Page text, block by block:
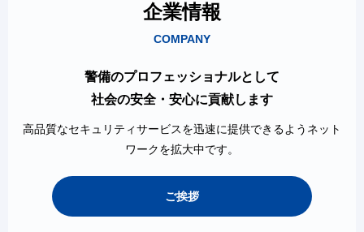
企業情報
COMPANY
警備のプロフェッショナルとして
社会の安全・安心に貢献します
高品質なセキュリティサービスを迅速に提供できるようネット
ワークを拡大中です。
ご挨拶